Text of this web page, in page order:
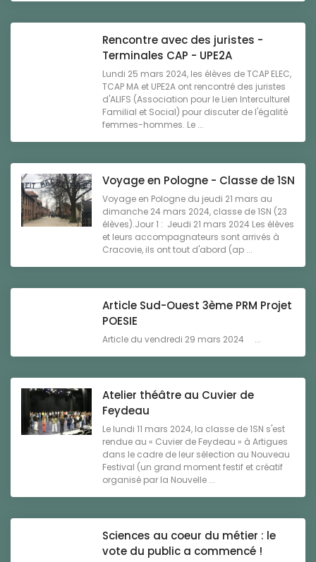
Rencontre avec des juristes -
Terminales CAP - UPE2A
Lundi 25 mars 2024, les élèves de TCAP ELEC,
TCAP MA et UPE2A ont rencontré des juristes
d'ALIFS (Association pour le Lien Interculturel
Familial et Social) pour discuter de l'égalité
femmes-hommes. Le ...
Voyage en Pologne - Classe de 1SN
Voyage en Pologne du jeudi 21 mars au
dimanche 24 mars 2024, classe de 1SN (23
élèves).Jour 1 : Jeudi 21 mars 2024 Les élèves
et leurs accompagnateurs sont arrivés à
Cracovie, ils ont tout d'abord (ap ...
Article Sud-Ouest 3ème PRM Projet
POESIE
Article du vendredi 29 mars 2024 ...
Atelier théâtre au Cuvier de
Feydeau
Le lundi 11 mars 2024, la classe de 1SN s'est
rendue au « Cuvier de Feydeau » à Artigues
dans le cadre de leur sélection au Nouveau
Festival (un grand moment festif et créatif
organisé par la Nouvelle ...
Sciences au coeur du métier : le
vote du public a commencé !